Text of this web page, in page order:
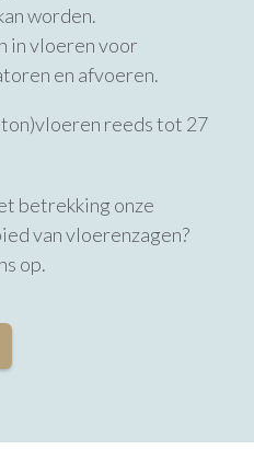
worden.
in vloeren voor
en afvoeren.
reeds tot 27
betrekking onze
van vloerenzagen?
op.